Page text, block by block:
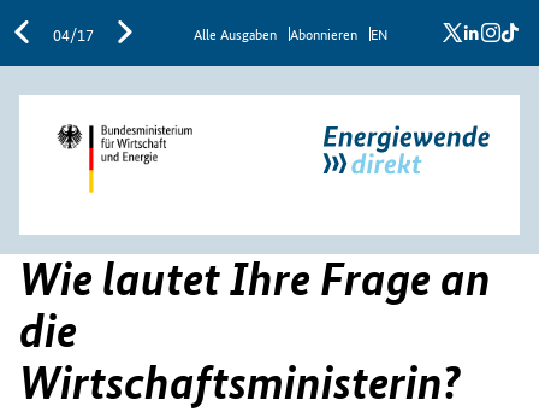
04/17 Al­le Aus­ga­ben Abon­nie­ren EN x
Wie lautet Ihre Frage an
die
Wirtschaftsministerin?